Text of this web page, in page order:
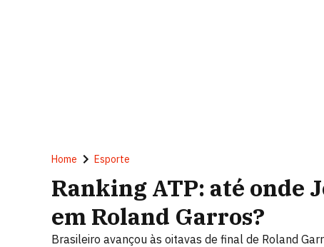
Home Esporte
Ranking ATP: até onde
em Roland Garros?
Brasileiro avançou às oitavas de final de Roland